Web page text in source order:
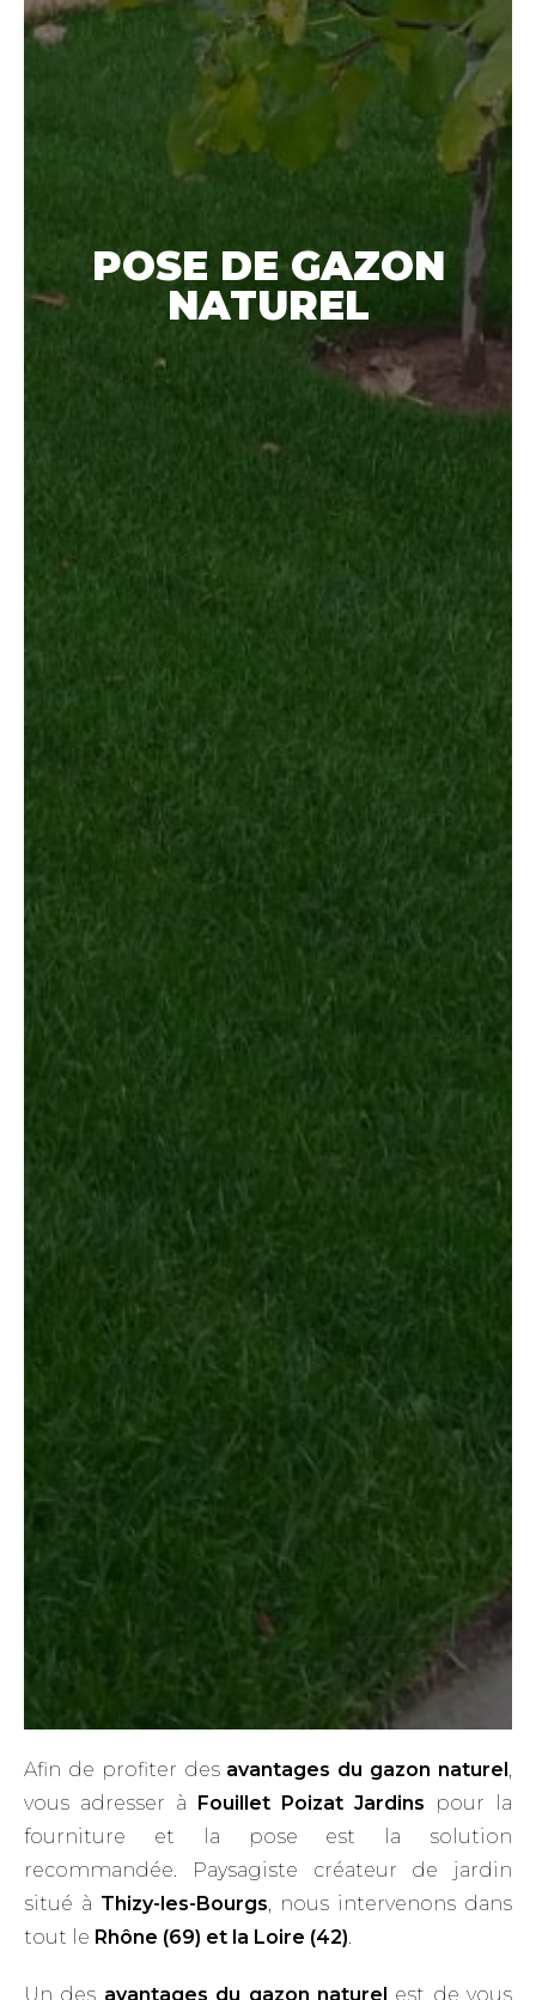
POSE DE GAZON
NATUREL
Afin de profiter des avantages du gazon naturel
vous adresser à Fouillet Poizat Jardins pour la
fourniture et la pose est la solution
recommandée. Paysagiste créateur de jardin
situé à Thizy-les-Bourgs , nous intervenons dans
tout le Rhône (69) et la Loire (42)
Un des avantages du gazon naturel est de vous